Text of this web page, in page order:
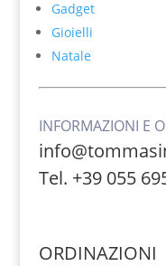
Gadget
Gioielli
Natale
INFORMAZIONI E
Tel. +39 055
ORDINAZIONI